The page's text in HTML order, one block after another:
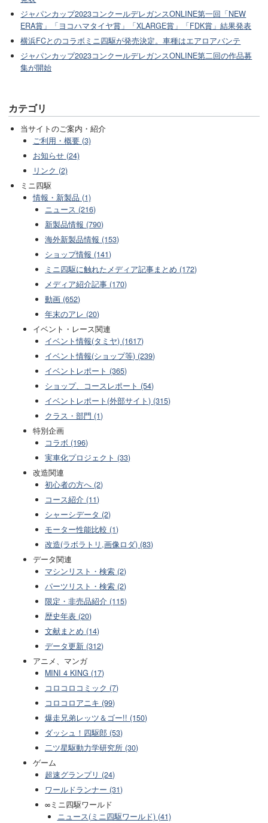
ジャパンカップ2023コンクールデレガンスONLINE第一回「NEW
ERA賞」「ヨコハマタイヤ賞」「XLARGE賞」「FDK賞」結果発表
横浜FCとのコラボミニ四駆が発売決定。車種はエアロアバンテ
ジャパンカップ2023コンクールデレガンスONLINE第二回の作品募
集が開始
カテゴリ
当サイトのご案内・紹介
ご利用・概要 (3)
お知らせ (24)
リンク (2)
ミニ四駆
情報・新製品 (1)
ニュース (216)
新製品情報 (790)
海外新製品情報 (153)
ショップ情報 (141)
ミニ四駆に触れたメディア記事まとめ (172)
メディア紹介記事 (170)
動画 (652)
年末のアレ (20)
イベント・レース関連
イベント情報(タミヤ) (1617)
イベント情報(ショップ等) (239)
イベントレポート (365)
ショップ、コースレポート (54)
イベントレポート(外部サイト) (315)
クラス・部門 (1)
特別企画
コラボ (196)
実車化プロジェクト (33)
改造関連
初心者の方へ (2)
コース紹介 (11)
シャーシデータ (2)
モーター性能比較 (1)
改造(ラボラトリ,画像ロダ) (83)
データ関連
マシンリスト・検索 (2)
パーツリスト・検索 (2)
限定・非売品紹介 (115)
歴史年表 (20)
文献まとめ (14)
データ更新 (312)
アニメ、マンガ
MINI 4 KING (17)
コロコロコミック (7)
コロコロアニキ (99)
爆走兄弟レッツ＆ゴー!! (150)
ダッシュ！四駆郎 (53)
二ツ星駆動力学研究所 (30)
ゲーム
超速グランプリ (24)
ワールドランナー (31)
∞ミニ四駆ワールド
ニュース(ミニ四駆ワールド) (41)